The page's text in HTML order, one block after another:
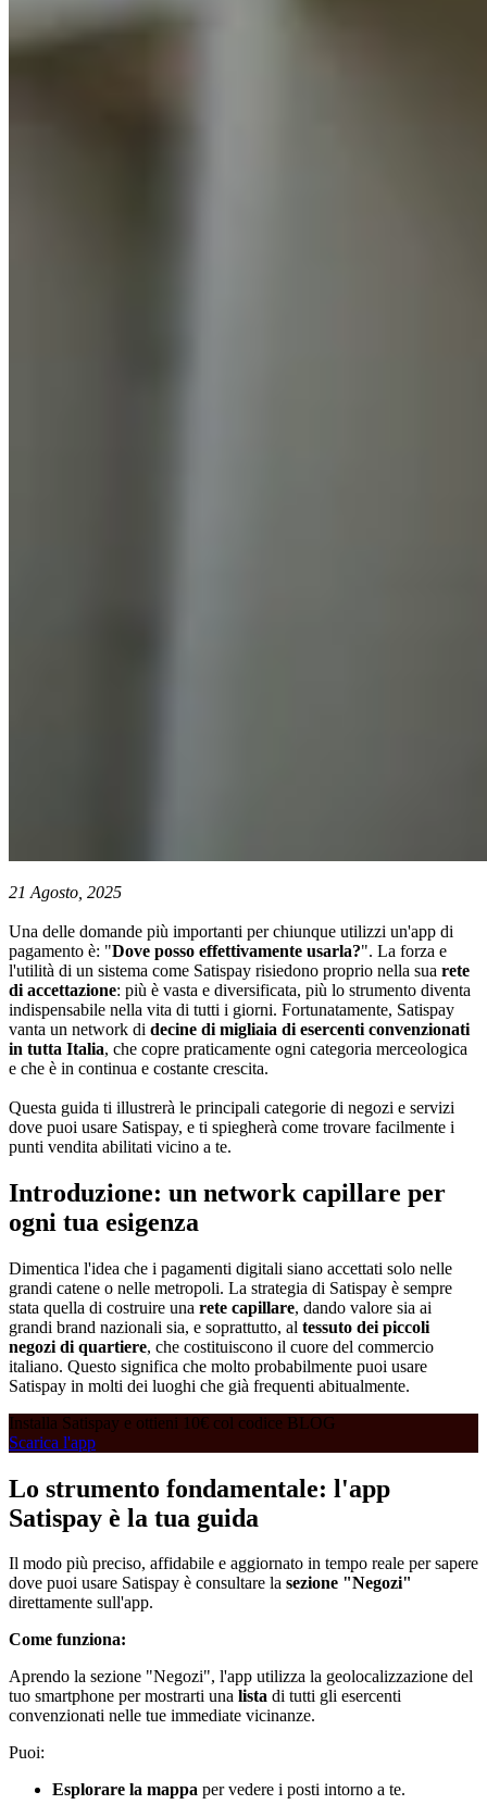
21 Agosto, 2025
Una delle domande più importanti per chiunque utilizzi un'app di
pagamento è: "Dove posso effettivamente usarla?". La forza e
l'utilità di un sistema come Satispay risiedono proprio nella sua rete
di accettazione: più è vasta e diversificata, più lo strumento diventa
indispensabile nella vita di tutti i giorni. Fortunatamente, Satispay
vanta un network di decine di migliaia di esercenti convenzionati
in tutta Italia, che copre praticamente ogni categoria merceologica
e che è in continua e costante crescita.
Questa guida ti illustrerà le principali categorie di negozi e servizi
dove puoi usare Satispay, e ti spiegherà come trovare facilmente i
punti vendita abilitati vicino a te.
Introduzione: un network capillare per
ogni tua esigenza
Dimentica l'idea che i pagamenti digitali siano accettati solo nelle
grandi catene o nelle metropoli. La strategia di Satispay è sempre
stata quella di costruire una rete capillare, dando valore sia ai
grandi brand nazionali sia, e soprattutto, al tessuto dei piccoli
negozi di quartiere, che costituiscono il cuore del commercio
italiano. Questo significa che molto probabilmente puoi usare
Satispay in molti dei luoghi che già frequenti abitualmente.
Installa Satispay e ottieni 10€ col codice BLOG
Scarica l'app
Lo strumento fondamentale: l'app
Satispay è la tua guida
Il modo più preciso, affidabile e aggiornato in tempo reale per sapere
dove puoi usare Satispay è consultare la sezione "Negozi"
direttamente sull'app.
Come funziona:
Aprendo la sezione "Negozi", l'app utilizza la geolocalizzazione del
tuo smartphone per mostrarti una lista di tutti gli esercenti
convenzionati nelle tue immediate vicinanze.
Puoi:
Esplorare la mappa per vedere i posti intorno a te.